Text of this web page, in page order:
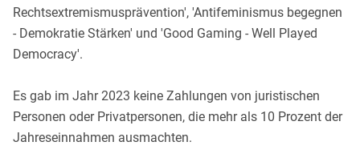
Rechtsextremismusprävention', 'Antifeminismus begegnen
- Demokratie Stärken' und 'Good Gaming - Well Played
Democracy'.
Es gab im Jahr 2023 keine Zahlungen von juristischen
Personen oder Privatpersonen, die mehr als 10 Prozent der
Jahreseinnahmen ausmachten.